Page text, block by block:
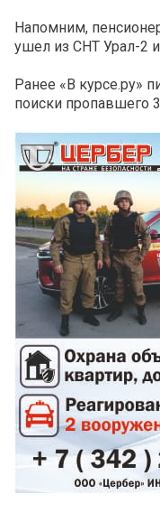
Напомним,
ушел из СНТ Урал-2
Ранее «В курсе.ру»
поиски пропавшего